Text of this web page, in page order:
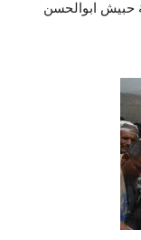
حبيش ابوالحسن